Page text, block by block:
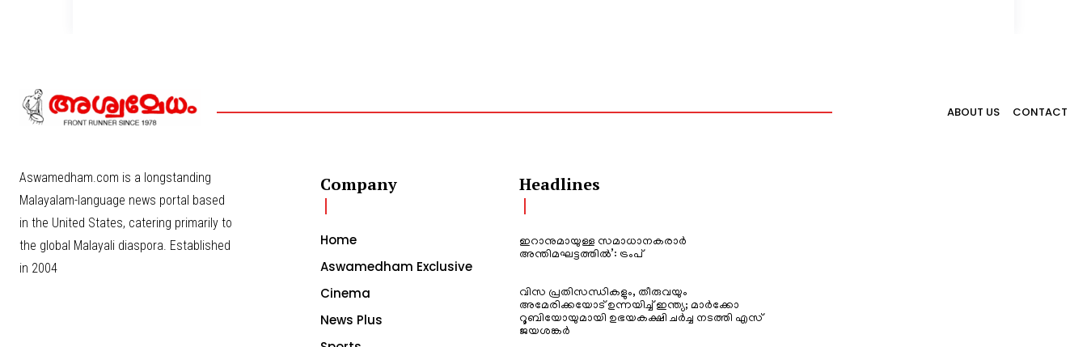
ABOUT US CONTACT
Aswamedham.com is a longstanding
Malayalam-language news portal based
in the United States, catering primarily to
the global Malayali diaspora. Established
in 2004
Company
Home
Aswamedham Exclusive
Cinema
News Plus
Headlines
ഇറാനുമായുള്ള സമാധാനകരാർ
അന്തിമഘട്ടത്തിൽ‌’: ട്രംപ്
വിസ പ്രതിസന്ധികളും, തീരുവയും
അമേരിക്കയോട് ഉന്നയിച്ച് ഇന്ത്യ; മാർക്കോ
റൂബിയോയുമായി ഉഭയകക്ഷി ചർച്ച നടത്തി എസ്
ജയശങ്കർ